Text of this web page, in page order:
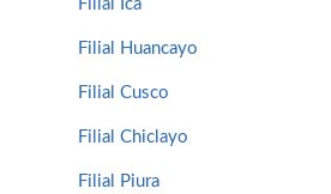
Filial Ica
Filial Huancayo
Filial Cusco
Filial Chiclayo
Filial Piura